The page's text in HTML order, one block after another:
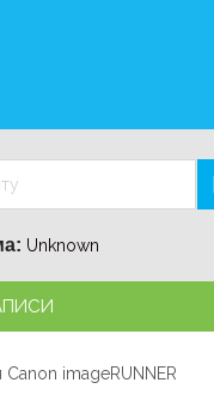
Unknown
imageRUNNER